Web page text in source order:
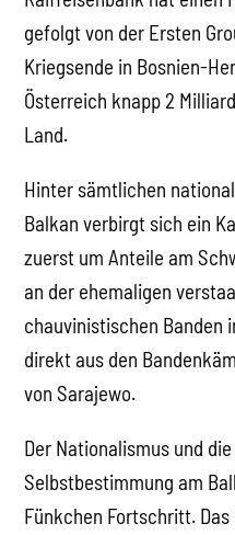
gefolgt von der Ersten
Kriegsende in Bosnien-
Österreich knapp 2
Land.
Hinter sämtlichen
Balkan verbirgt sich ein
zuerst um Anteile am
an der ehemaligen
chauvinistischen Banden
direkt aus den
von Sarajewo.
Der Nationalismus und
Selbstbestimmung am
Fünkchen Fortschritt.